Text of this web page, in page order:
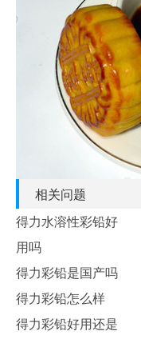
相关问题
得力水溶性彩铅好
用吗
得力彩铅是国产吗
得力彩铅怎么样
得力彩铅好用还是